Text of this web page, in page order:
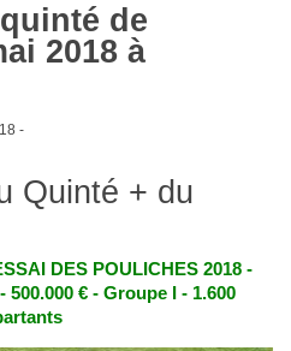
de
2018 à
-
Quinté + du
DES POULICHES 2018 -
€ - Groupe I - 1.600